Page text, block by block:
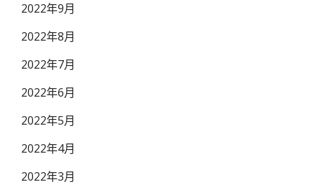
2022年9月
2022年8月
2022年7月
2022年6月
2022年5月
2022年4月
2022年3月